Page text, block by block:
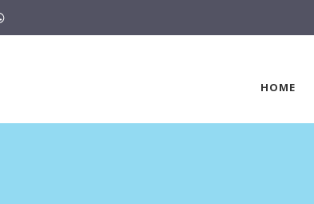
HOME